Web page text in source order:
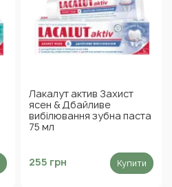
Лакалут актив Захист
ясен & Дбайливе
вибілювання зубна паста
75 мл
255 грн Купити